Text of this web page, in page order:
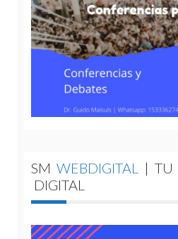
SM WEBDIGITAL | TU
DIGITAL